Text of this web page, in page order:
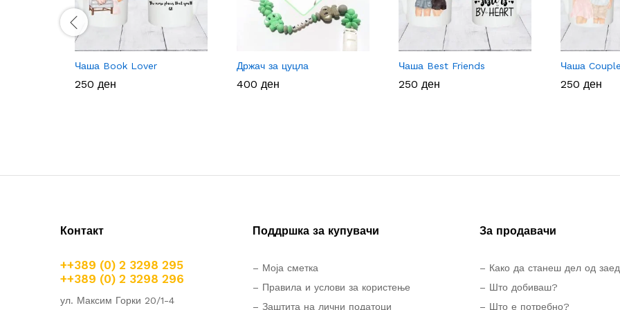
Чаша Book Lover
250 ден
250 ден
Држач за цуцла
400 ден
400 ден
Чаша Best Friends
250 ден
250 ден
Чаша
250 ден
250 ден
Контакт
++389 (0) 2 3298 295
++389 (0) 2 3298 296
ул. Максим Горки 20/1-4
Поддршка за купувачи
– Моја сметка
– Правила и услови за користење
– Заштита на лични податоци
За продавачи
– Како да станеш дел од
– Што добиваш?
– Што е потребно?